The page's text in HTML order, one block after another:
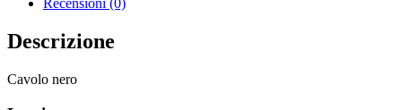
Recensioni (0)
Descrizione
Cavolo nero